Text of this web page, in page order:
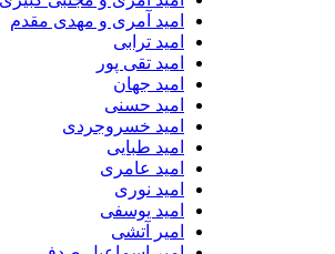
امید آمری و مهدی مقدم
امید ترابی
امید تقی پور
امید جهان
امید حسنی
امید خسروجردی
امید طبایی
امید عامری
امید نوری
امید یوسفی
امیر آتشی